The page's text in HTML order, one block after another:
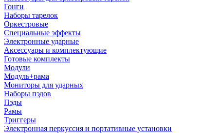
Гонги
Наборы тарелок
Оркестровые
Специальные эффекты
Электронные ударные
Аксессуары и комплектующие
Готовые комплекты
Модули
Модуль+рама
Мониторы для ударных
Наборы пэдов
Пэды
Рамы
Триггеры
Электронная перкуссия и портативные установки